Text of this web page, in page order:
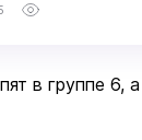
в группе 6,